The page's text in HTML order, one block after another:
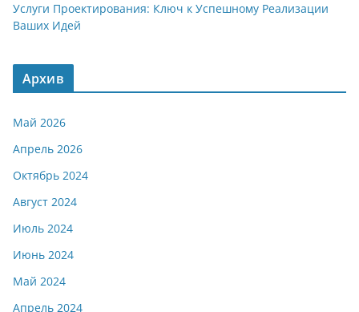
Услуги Проектирования: Ключ к Успешному Реализации
Ваших Идей
Архив
Май 2026
Апрель 2026
Октябрь 2024
Август 2024
Июль 2024
Июнь 2024
Май 2024
Апрель 2024